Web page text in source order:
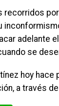
recorridos
adelante
se
hoy
a través